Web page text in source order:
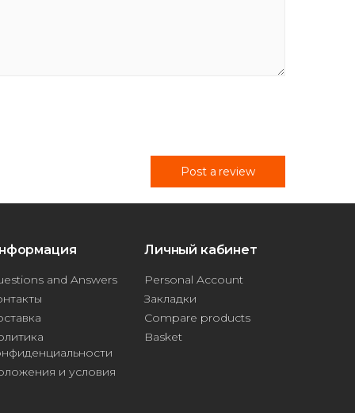
Post a review
and Answers
и условия
Личный кабинет
Personal Account
Закладки
Compare products
Basket